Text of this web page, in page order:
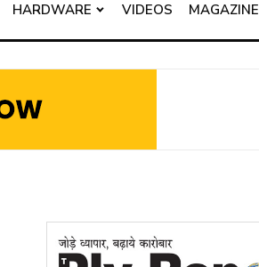
HARDWARE VIDEOS MAGAZINE